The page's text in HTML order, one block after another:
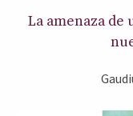
La amenaza de